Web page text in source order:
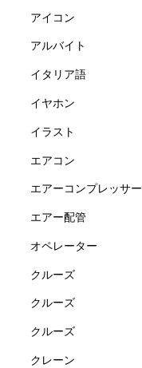
アイコン
アルバイト
イタリア語
イヤホン
イラスト
エアコン
エアーコンプレッサー
エアー配管
オペレーター
クルーズ
クルーズ
クルーズ
クレーン